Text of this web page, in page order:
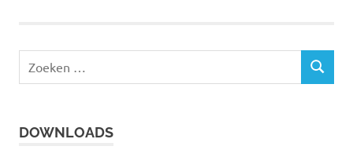
e
Z
DOWNLOADS